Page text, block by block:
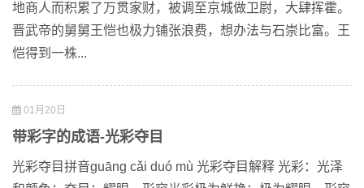
地商人而积累了万贯家财，被调至京城做卫尉，大肆挥霍。
晋武帝的舅舅王恺也极力铺张浪费，想办法与石崇比富。王
恺得到一株...
01月20日
带彩字的成语-光彩夺目
光彩夺目拼音guāng cǎi duó mù 光彩夺目解释 光彩：光泽